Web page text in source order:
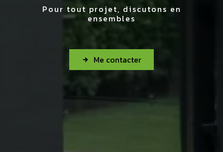
Pour tout projet, discutons en
ensembles
Me contacter